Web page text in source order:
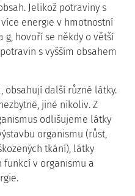
Jelikož potraviny s
energie v hmotnostní
g, hovoří se někdy o větší
s vyšším obsahem
obsahují další různé látky.
jiné nikoliv. Z
odlišujeme látky
organismu (růst,
tkání), látky
funkcí v organismu a